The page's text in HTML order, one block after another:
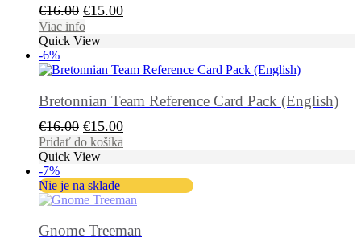
€16.00 Pôvodná
cena
bola:
€15.00Aktuálna
Viac info
Quick View
-6%
Bretonnian Team Reference Card Pack (English)
€16.00 Pôvodná
cena
bola:
€16.00.
€15.00Aktuálna
cena
€15.00.
Pridať do košíka
Quick View
-7%
Nie je na sklade
Gnome Treeman